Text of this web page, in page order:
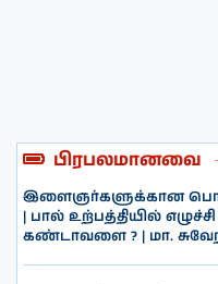
பிரபலமானவை
இளைஞர்களுக்கான
| பால் உற்பத்தியில்
கண்டாவளை ? | மா.